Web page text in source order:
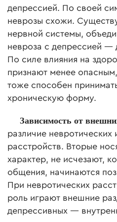
депрессией. По своей
неврозы схожи.
нервной системы,
невроза с депрессией —
По силе влияния на
признают менее
тоже способен
хроническую форму.
Зависимость от
различие невротических
расстройств. Вторые
характер, не исчезают,
общения, начинаются
При невротических
роль играют внешние
депрессивных —